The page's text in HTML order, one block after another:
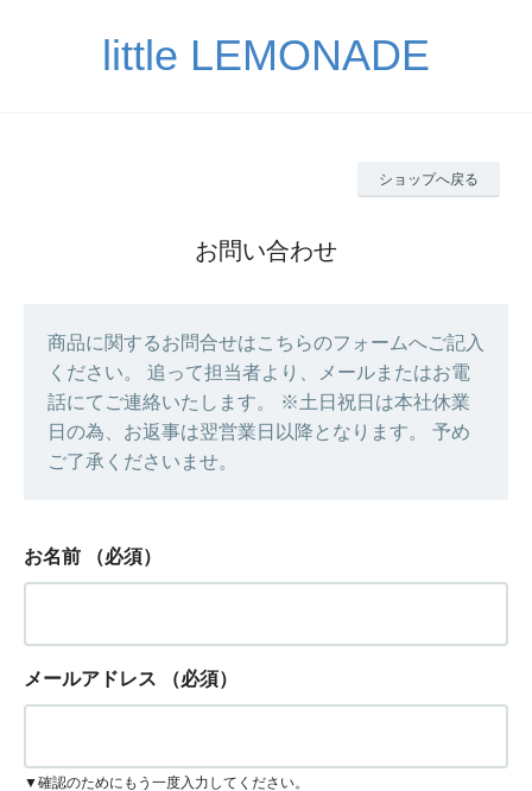
little LEMONADE
ショップへ戻る
お問い合わせ
商品に関するお問合せはこちらのフォームへご記入
ください。 追って担当者より、メールまたはお電
話にてご連絡いたします。 ※土日祝日は本社休業
日の為、お返事は翌営業日以降となります。 予め
ご了承くださいませ。
お名前 （必須）
メールアドレス （必須）
▼確認のためにもう一度入力してください。